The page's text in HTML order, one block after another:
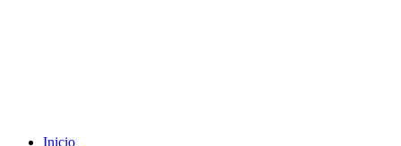
Inicio